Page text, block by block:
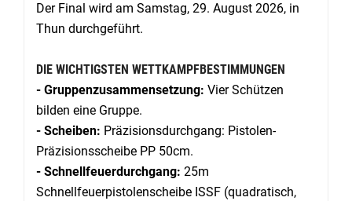
Der Final wird am Samstag, 29. August 2026, in
Thun durchgeführt.
DIE WICHTIGSTEN WETTKAMPFBESTIMMUNGEN
- Gruppenzusammensetzung: Vier Schützen
bilden eine Gruppe.
- Scheiben: Präzisionsdurchgang: Pistolen-
Präzisionsscheibe PP 50cm.
- Schnellfeuerdurchgang: 25m
Schnellfeuerpistolenscheibe ISSF (quadratisch,